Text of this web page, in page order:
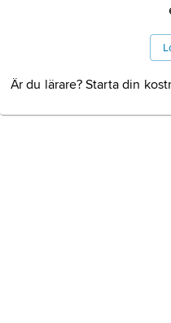
Information
Är du lärare? Starta din